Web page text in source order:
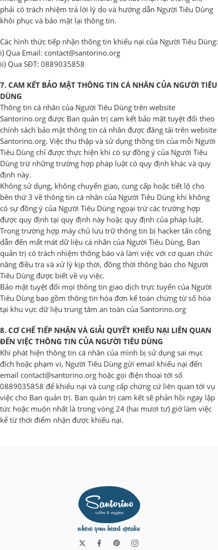
phải có trách nhiệm trả lời lý do và hướng dẫn Người Tiêu Dùng
khôi phục và bảo mật lại thông tin.
Các hình thức tiếp nhận thông tin khiếu nại của Người Tiêu Dùng:
i) Qua Email: contact@santorino.org
ii) Qua SĐT: 0889035858
7. CAM KẾT BẢO MẬT THÔNG TIN CÁ NHÂN CỦA NGƯỜI TIÊU
DÙNG
Thông tin cá nhân của Người Tiêu Dùng trên website
Santorino.org được Ban quản trị cam kết bảo mật tuyệt đối theo
chính sách bảo mật thông tin cá nhân được đăng tải trên website
Santorino.org. Việc thu thập và sử dụng thông tin của mỗi Người
Tiêu Dùng chỉ được thực hiện khi có sự đồng ý của Người Tiêu
Dùng trừ những trường hợp pháp luật có quy định khác và quy
định này.
Không sử dụng, không chuyển giao, cung cấp hoặc tiết lộ cho
bên thứ 3 về thông tin cá nhân của Người Tiêu Dùng khi không
có sự đồng ý của Người Tiêu Dùng ngoại trừ các trường hợp
được quy định tại quy định này hoặc quy định của pháp luật.
Trong trường hợp máy chủ lưu trữ thông tin bị hacker tấn công
dẫn đến mất mát dữ liệu cá nhân của Người Tiêu Dùng, Ban
quản trị có trách nhiệm thông báo và làm việc với cơ quan chức
năng điều tra và xử lý kịp thời, đồng thời thông báo cho Người
Tiêu Dùng được biết về vụ việc.
Bảo mật tuyệt đối mọi thông tin giao dịch trực tuyến của Người
Tiêu Dùng bao gồm thông tin hóa đơn kế toán chứng từ số hóa
tại khu vực dữ liệu trung tâm an toàn của Santorino.org
8. CƠ CHẾ TIẾP NHẬN VÀ GIẢI QUYẾT KHIẾU NẠI LIÊN QUAN
ĐẾN VIỆC THÔNG TIN CỦA NGƯỜI TIÊU DÙNG
Khi phát hiện thông tin cá nhân của mình bị sử dụng sai mục
đích hoặc phạm vi, Người Tiêu Dùng gửi email khiếu nại đến
email contact@santorino.org hoặc gọi điện thoại tới số
0889035858 để khiếu nại và cung cấp chứng cứ liên quan tới vụ
việc cho Ban quản trị. Ban quản trị cam kết sẽ phản hồi ngay lập
tức hoặc muộn nhất là trong vòng 24 (hai mươi tư) giờ làm việc
kể từ thời điểm nhận được khiếu nại.